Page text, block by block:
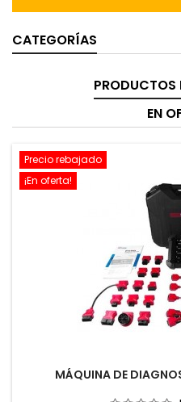
CATEGORÍAS
PRODUCTOS
EN
Precio rebajado
¡En oferta!
MÁQUINA DE